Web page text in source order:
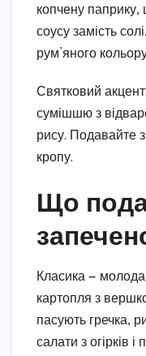
копчену паприку,
соусу замість
рум’яного кольору
Святковий
сумішшю з
рису. Подавайте
кропу.
Що
Класика —
картопля з
пасують гречка,
салати з огірків